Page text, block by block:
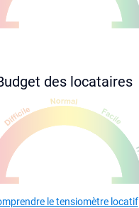
des locataires
le tensiomètre locatif